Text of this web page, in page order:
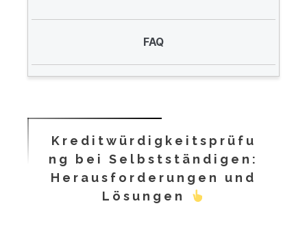
FAQ
Kreditwürdigkeitsprüfu
ng bei Selbstständigen:
Herausforderungen und
Lösungen